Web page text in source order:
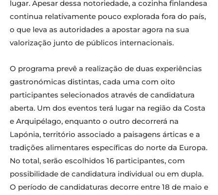
lugar. Apesar dessa notoriedade, a cozinha finlandesa
continua relativamente pouco explorada fora do país,
o que leva as autoridades a apostar agora na sua
valorização junto de públicos internacionais.
O programa prevê a realização de duas experiências
gastronómicas distintas, cada uma com oito
participantes selecionados através de candidatura
aberta. Um dos eventos terá lugar na região da Costa
e Arquipélago, enquanto o outro decorrerá na
Lapónia, território associado a paisagens árticas e a
tradições alimentares específicas do norte da Europa.
No total, serão escolhidos 16 participantes, com
possibilidade de candidatura individual ou em dupla.
O período de candidaturas decorre entre 18 de maio e